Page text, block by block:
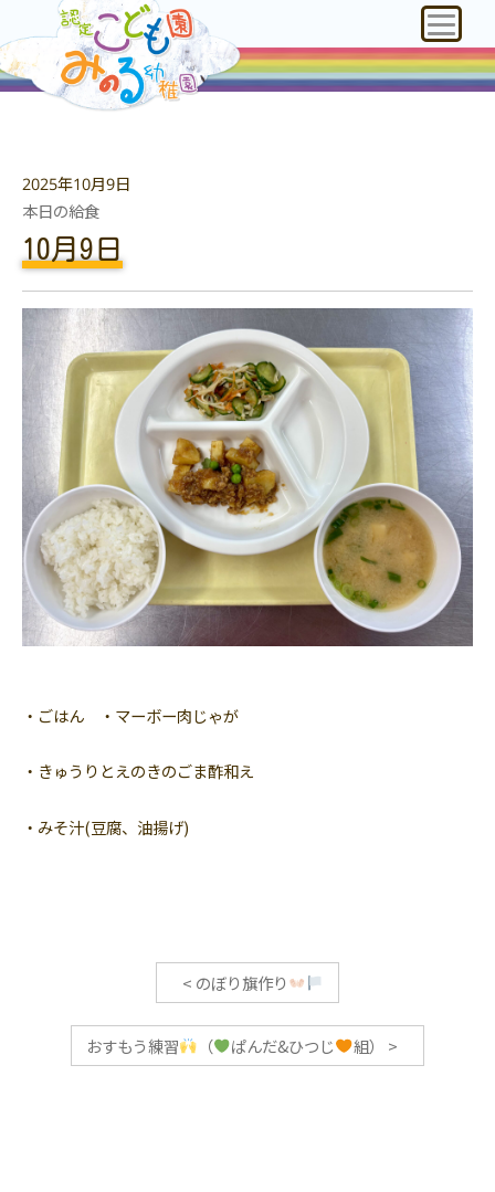
2025年10月9日
本日の給食
10月9日
・ごはん ・マーボー肉じゃが
・きゅうりとえのきのごま酢和え
・みそ汁(豆腐、油揚げ)
< のぼり旗作り
おすもう練習 （ ぱんだ&ひつじ 組） >